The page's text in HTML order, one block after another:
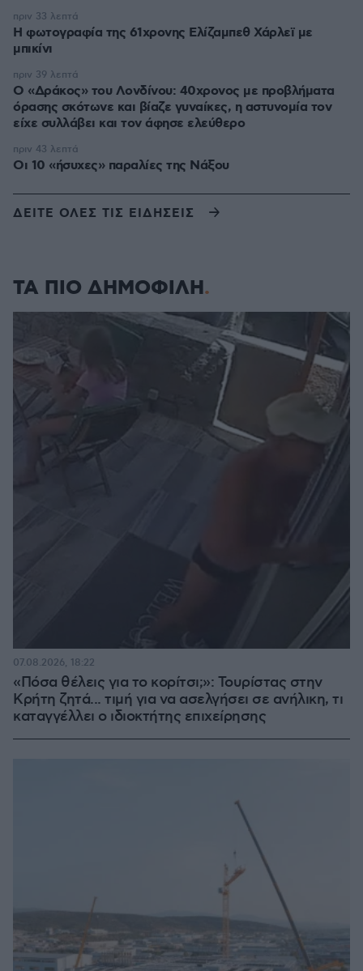
Η φωτογραφία της 61χρονης Ελίζαμπεθ Χάρλεϊ με
μπικίνι
πριν 33 λεπτά
Ο «Δράκος» του Λονδίνου: 40χρονος με προβλήματα
όρασης σκότωνε και βίαζε γυναίκες, η αστυνομία τον
είχε συλλάβει και τον άφησε ελεύθερο
πριν 39 λεπτά
Οι 10 «ήσυχες» παραλίες της Νάξου
πριν 43 λεπτά
ΔΕΙΤΕ ΟΛΕΣ ΤΙΣ ΕΙΔΗΣΕΙΣ
ΤΑ ΠΙΟ ΔΗΜΟΦΙΛΗ
«Πόσα θέλεις για το κορίτσι;»: Τουρίστας στην
Κρήτη ζητά... τιμή για να ασελγήσει σε ανήλικη, τι
καταγγέλλει ο ιδιοκτήτης επιχείρησης
07.08.2026, 18:22